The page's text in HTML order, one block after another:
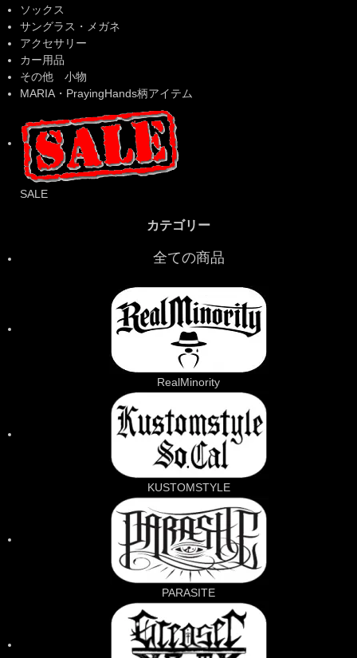
ソックス
サングラス・メガネ
アクセサリー
カー用品
その他 小物
MARIA・PrayingHands柄アイテム
SALE
カテゴリー
全ての商品
RealMinority
KUSTOMSTYLE
PARASITE